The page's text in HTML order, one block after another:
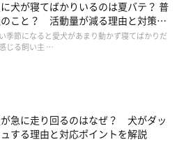
犬が寝てばかりいるのは夏バテ？ 普
こと？ 活動量が減る理由と対策と
季節になると愛犬があまり動かず寝てばかりだ
じる飼い主 …
急に走り回るのはなぜ？ 犬がダッ
する理由と対応ポイントを解説